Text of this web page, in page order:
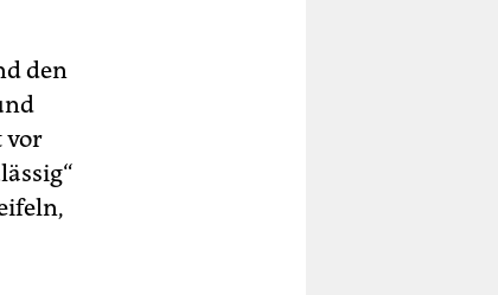
den
vor